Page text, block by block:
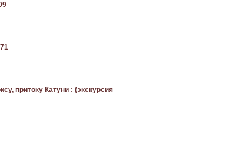
притоку Катуни : (экскурсия